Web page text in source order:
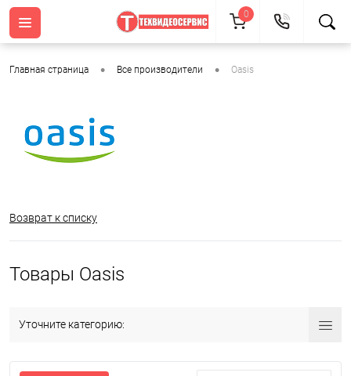
Главная страница • Все производители • Oasis
Возврат к списку
Товары Oasis
Уточните категорию:
0